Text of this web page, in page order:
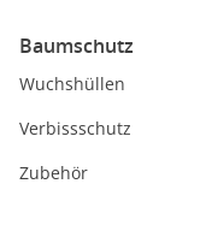
Baumschutz
Wuchshüllen
Verbissschutz
Zubehör